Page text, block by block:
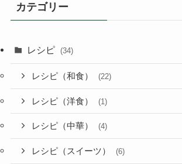
カテゴリー
レシピ (34)
レシピ（和食） (22)
レシピ（洋食） (1)
レシピ（中華） (4)
レシピ（スイーツ） (6)